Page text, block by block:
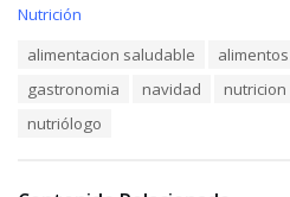
C
Nutrición
alimentacion saludable alimentos
gastronomia
navidad nutricion
nutriólogo